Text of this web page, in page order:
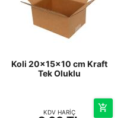
Koli 20x15x10 cm Kraft
Tek Oluklu
KDV HARİÇ